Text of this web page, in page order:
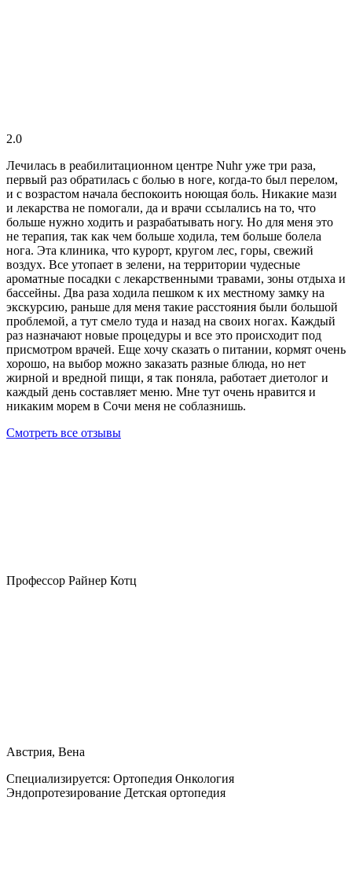
2.0
Лечилась в реабилитационном центре Nuhr уже три раза,
первый раз обратилась с болью в ноге, когда-то был перелом,
и с возрастом начала беспокоить ноющая боль. Никакие мази
и лекарства не помогали, да и врачи ссылались на то, что
больше нужно ходить и разрабатывать ногу. Но для меня это
не терапия, так как чем больше ходила, тем больше болела
нога. Эта клиника, что курорт, кругом лес, горы, свежий
воздух. Все утопает в зелени, на территории чудесные
ароматные посадки с лекарственными травами, зоны отдыха и
бассейны. Два раза ходила пешком к их местному замку на
экскурсию, раньше для меня такие расстояния были большой
проблемой, а тут смело туда и назад на своих ногах. Каждый
раз назначают новые процедуры и все это происходит под
присмотром врачей. Еще хочу сказать о питании, кормят очень
хорошо, на выбор можно заказать разные блюда, но нет
жирной и вредной пищи, я так поняла, работает диетолог и
каждый день составляет меню. Мне тут очень нравится и
никаким морем в Сочи меня не соблазнишь.
Смотреть все отзывы
Профессор Райнер Котц
Австрия, Вена
Специализируется: Ортопедия Онкология
Эндопротезирование Детская ортопедия